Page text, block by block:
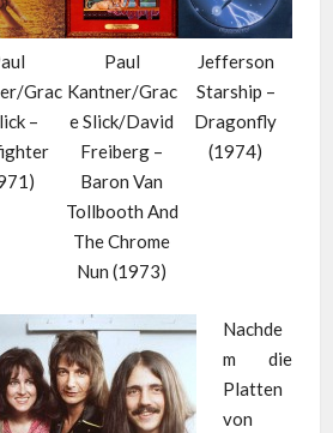
Grac
–
Paul
Kantner/Grac
e Slick/David
Freiberg –
Baron Van
Tollbooth And
The Chrome
Nun (1973)
Jefferson
Starship –
Dragonfly
(1974)
Nachde
m die
Platten
von